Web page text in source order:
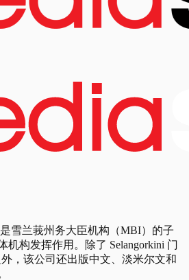
是雪兰莪州务大臣机构（MBI）的子
机构发挥作用。除了 Selangorkini 门
外，该公司还出版中文、淡米尔文和